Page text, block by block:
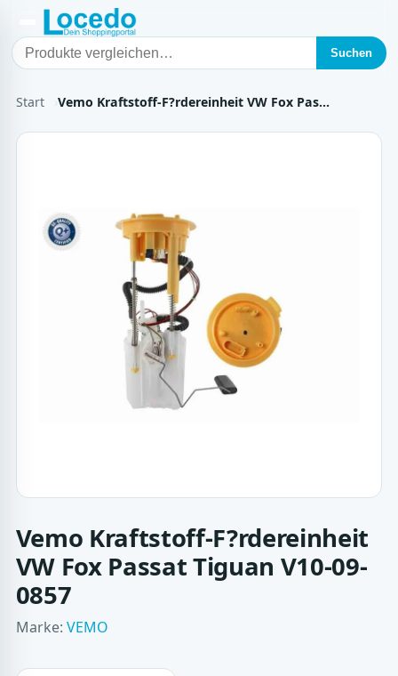
Suchen
Start Vemo Kraftstoff-F?rdereinheit VW Fox Pas…
Vemo Kraftstoff-F?rdereinheit
VW Fox Passat Tiguan V10-09-
0857
Marke: VEMO